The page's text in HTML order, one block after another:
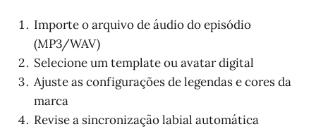
Importe o arquivo de áudio do episódio
(MP3/WAV)
Selecione um template ou avatar digital
Ajuste as configurações de legendas e cores da
marca
Revise a sincronização labial automática